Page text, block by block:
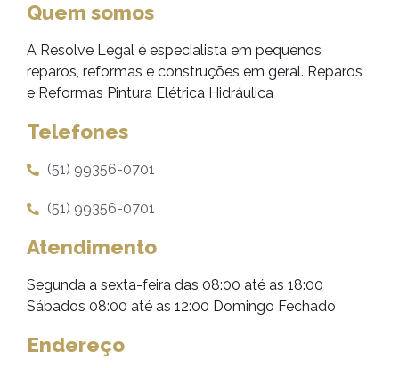
Quem somos
A Resolve Legal é especialista em pequenos
reparos, reformas e construções em geral. Reparos
e Reformas Pintura Elétrica Hidráulica
Telefones
(51) 99356-0701
(51) 99356-0701
Atendimento
Segunda a sexta-feira das 08:00 até as 18:00
Sábados 08:00 até as 12:00 Domingo Fechado
Endereço